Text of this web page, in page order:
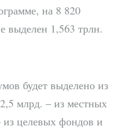
на 8 820
выделен 1,563 трлн.
будет выделено из
млрд. – из местных
целевых фондов и